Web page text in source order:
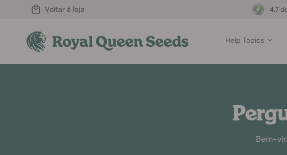
Voltar à loja 4.7
Help Topics
Bem-